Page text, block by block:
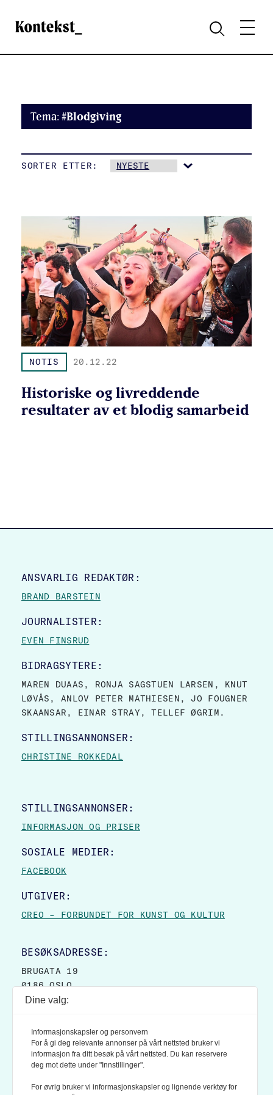
Kontekst
SØKMENY
Tema:#Blodgiving
SORTER ETTER:
NOTIS 20.12.22
Historiske og livreddende
resultater av et blodig samarbeid
SITE FOOTER
ANSVARLIG REDAKTØR:
BRAND BARSTEIN
JOURNALISTER:
EVEN FINSRUD
BIDRAGSYTERE:
MAREN DUAAS, RONJA SAGSTUEN LARSEN, KNUT
LØVÅS, ANLOV PETER MATHIESEN, JO FOUGNER
SKAANSAR, EINAR STRAY, TELLEF ØGRIM.
STILLINGSANNONSER:
CHRISTINE ROKKEDAL
STILLINGSANNONSER:
INFORMASJON OG PRISER
SOSIALE MEDIER:
FACEBOOK
UTGIVER:
CREO – FORBUNDET FOR KUNST OG KULTUR
BESØKSADRESSE:
BRUGATA 19
0186 OSLO
POSTBOKS 9007 GRØNLAND
0133 OSLO
LES OGSÅ:
KONTEKSTS PERSONVERN-POLICY
Dine valg:
Informasjonskapsler og personvern
For å gi deg relevante annonser på vårt nettsted bruker vi
informasjon fra ditt besøk på vårt nettsted. Du kan reservere
deg mot dette under "Innstillinger".
For øvrig bruker vi informasjonskapsler og lignende verktøy for